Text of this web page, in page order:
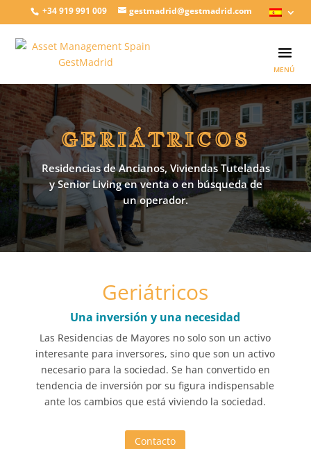
+34 919 991 009 gestmadrid@gestmadrid.com
GERIÁTRICOS
Residencias de Ancianos, Viviendas Tuteladas
y Senior Living en venta o en búsqueda de
un operador.
Geriátricos
Una inversión y una necesidad
Las Residencias de Mayores no solo son un activo
interesante para inversores, sino que son un activo
necesario para la sociedad. Se han convertido en
tendencia de inversión por su figura indispensable
ante los cambios que está viviendo la sociedad.
Contacto